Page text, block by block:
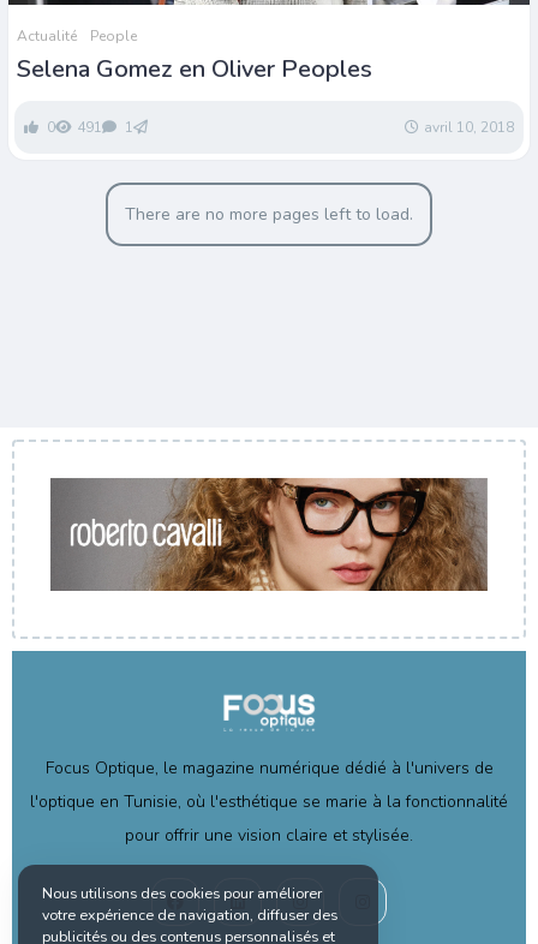
Actualité People
Selena Gomez en Oliver Peoples
0 491 1 avril 10, 2018
There are no more pages left to load.
Focus Optique, le magazine numérique dédié à l'univers de
l'optique en Tunisie, où l'esthétique se marie à la fonctionnalité
pour offrir une vision claire et stylisée.
Nous utilisons des cookies pour améliorer
votre expérience de navigation, diffuser des
publicités ou des contenus personnalisés et